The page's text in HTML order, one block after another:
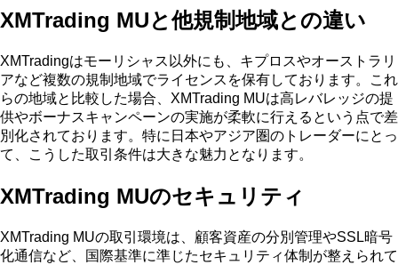
XMTrading MUと他規制地域との違い
XMTradingはモーリシャス以外にも、キプロスやオーストラリ
アなど複数の規制地域でライセンスを保有しております。これ
らの地域と比較した場合、XMTrading MUは高レバレッジの提
供やボーナスキャンペーンの実施が柔軟に行えるという点で差
別化されております。特に日本やアジア圏のトレーダーにとっ
て、こうした取引条件は大きな魅力となります。
XMTrading MUのセキュリティ
XMTrading MUの取引環境は、顧客資産の分別管理やSSL暗号
化通信など、国際基準に準じたセキュリティ体制が整えられて